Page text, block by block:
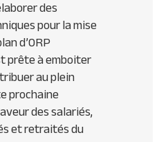
des
pour la mise
d’ORP
prête à emboiter
au plein
prochaine
des salariés,
et retraités du